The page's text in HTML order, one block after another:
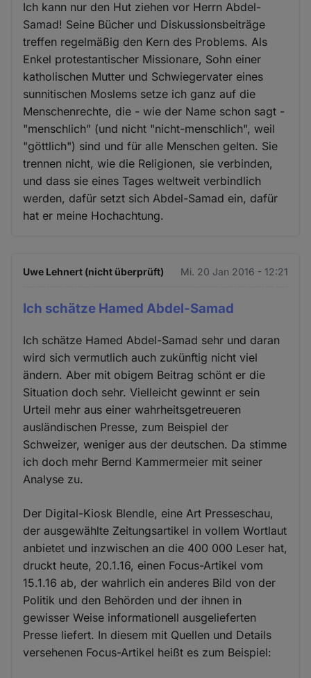
Ich kann nur den Hut ziehen vor Herrn Abdel-
Samad! Seine Bücher und Diskussionsbeiträge
treffen regelmäßig den Kern des Problems. Als
Enkel protestantischer Missionare, Sohn einer
katholischen Mutter und Schwiegervater eines
sunnitischen Moslems setze ich ganz auf die
Menschenrechte, die - wie der Name schon sagt -
"menschlich" (und nicht "nicht-menschlich", weil
"göttlich") sind und für alle Menschen gelten. Sie
trennen nicht, wie die Religionen, sie verbinden,
und dass sie eines Tages weltweit verbindlich
werden, dafür setzt sich Abdel-Samad ein, dafür
hat er meine Hochachtung.
Uwe Lehnert (nicht überprüft) Mi. 20 Jan 2016 - 12:21
Ich schätze Hamed Abdel-Samad
Ich schätze Hamed Abdel-Samad sehr und daran
wird sich vermutlich auch zukünftig nicht viel
ändern. Aber mit obigem Beitrag schönt er die
Situation doch sehr. Vielleicht gewinnt er sein
Urteil mehr aus einer wahrheitsgetreueren
ausländischen Presse, zum Beispiel der
Schweizer, weniger aus der deutschen. Da stimme
ich doch mehr Bernd Kammermeier mit seiner
Analyse zu.
Der Digital-Kiosk Blendle, eine Art Presseschau,
der ausgewählte Zeitungsartikel in vollem Wortlaut
anbietet und inzwischen an die 400 000 Leser hat,
druckt heute, 20.1.16, einen Focus-Artikel vom
15.1.16 ab, der wahrlich ein anderes Bild von der
Politik und den Behörden und der ihnen in
gewisser Weise informationell ausgelieferten
Presse liefert. In diesem mit Quellen und Details
versehenen Focus-Artikel heißt es zum Beispiel: